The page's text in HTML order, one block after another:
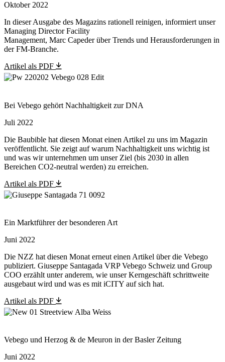
Oktober 2022
In dieser Ausgabe des Magazins rationell reinigen, informiert unser
Managing Director Facility
Management, Marc Capeder über Trends und Herausforderungen in
der FM-Branche.
Artikel als PDF
Bei Vebego gehört Nachhaltigkeit zur DNA
Juli 2022
Die Baubible hat diesen Monat einen Artikel zu uns im Magazin
veröffentlicht. Sie zeigt auf warum Nachhaltigkeit uns wichtig ist
und was wir unternehmen um unser Ziel (bis 2030 in allen
Bereichen CO2-neutral werden) zu erreichen.
Artikel als PDF
Ein Marktführer der besonderen Art
Juni 2022
Die NZZ hat diesen Monat erneut einen Artikel über die Vebego
publiziert. Giuseppe Santagada VRP Vebego Schweiz und Group
COO erzählt unter anderem, wie unser Kerngeschäft schrittweite
ausgebaut wird und was es mit iCITY auf sich hat.
Artikel als PDF
Vebego und Herzog & de Meuron in der Basler Zeitung
Juni 2022